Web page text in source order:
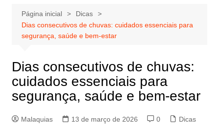
Página inicial
Dicas
Dias consecutivos de chuvas: cuidados essenciais para
segurança, saúde e bem-estar
Dias consecutivos de chuvas:
cuidados essenciais para
segurança, saúde e bem-estar
Malaquias 13 de março de 2026 0 Dicas